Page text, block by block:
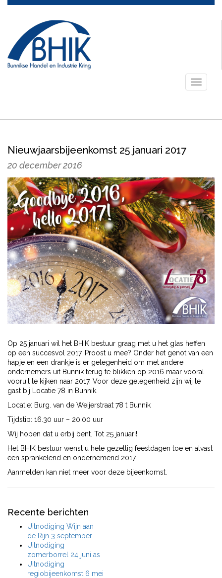
Toggle
Nieuwjaarsbijeenkomst 25 januari 2017
20 december 2016
Op 25 januari wil het BHIK bestuur graag met u het glas heffen
op een succesvol 2017. Proost u mee? Onder het genot van een
hapje en een drankje is er gelegenheid om met andere
ondernemers uit Bunnik terug te blikken op 2016 maar vooral
vooruit te kijken naar 2017. Voor deze gelegenheid zijn wij te
gast bij Locatie 78 in Bunnik.
Locatie: Burg. van de Weijerstraat 78 t Bunnik
Tijdstip: 16.30 uur – 20.00 uur
Wij hopen dat u erbij bent. Tot 25 januari!
Het BHIK bestuur wenst u hele gezellig feestdagen toe en alvast
een sprankelend en ondernemend 2017.
Aanmelden kan niet meer voor deze bijeenkomst.
Recente berichten
Uitnodiging Wijn aan
de Rijn 3 september
Uitnodiging
zomerborrel 24 juni as
Uitnodiging
regiobijeenkomst 6 mei